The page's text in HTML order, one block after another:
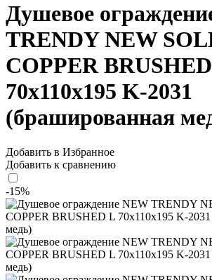
Душевое
TRENDY NEW
COPPER
70x110x195 K-2031
(брашированная
Добавить в Избранное
Добавить к сравнению
-15%